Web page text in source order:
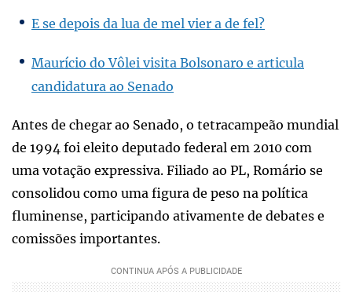
E se depois da lua de mel vier a de fel?
Maurício do Vôlei visita Bolsonaro e articula
candidatura ao Senado
Antes de chegar ao Senado, o tetracampeão mundial
de 1994 foi eleito deputado federal em 2010 com
uma votação expressiva. Filiado ao PL, Romário se
consolidou como uma figura de peso na política
fluminense, participando ativamente de debates e
comissões importantes.